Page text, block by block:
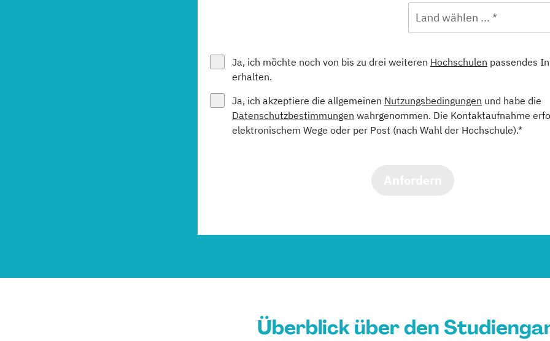
Land wählen ... *
Ja, ich möchte noch von bis zu drei weiteren Hochschulen passendes
erhalten.
Ja, ich akzeptiere die allgemeinen Nutzungsbedingungen und habe die
Datenschutzbestimmungen wahrgenommen. Die Kontaktaufnahme
elektronischem Wege oder per Post (nach Wahl der Hochschule).*
Überblick über den